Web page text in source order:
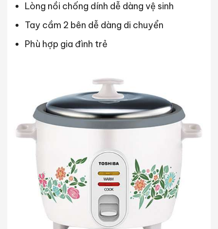
Lòng nồi chống dính dễ dàng vệ sinh
Tay cầm 2 bên dễ dàng di chuyển
Phù hợp gia đình trẻ